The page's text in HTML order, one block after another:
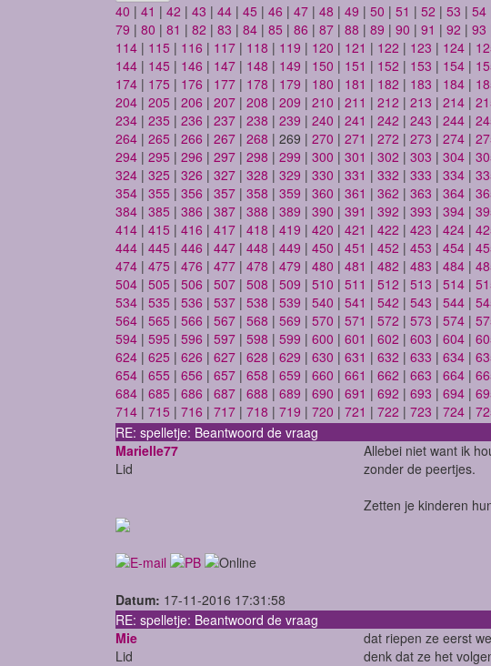
40 | 41 | 42 | 43 | 44 | 45 | 46 | 47 | 48 | 49 | 50 | 51 | 52 | 53 | 54
79 | 80 | 81 | 82 | 83 | 84 | 85 | 86 | 87 | 88 | 89 | 90 | 91 | 92 | 93
114 | 115 | 116 | 117 | 118 | 119 | 120 | 121 | 122 | 123 | 124 |
144 | 145 | 146 | 147 | 148 | 149 | 150 | 151 | 152 | 153 | 154 |
174 | 175 | 176 | 177 | 178 | 179 | 180 | 181 | 182 | 183 | 184 |
204 | 205 | 206 | 207 | 208 | 209 | 210 | 211 | 212 | 213 | 214 |
234 | 235 | 236 | 237 | 238 | 239 | 240 | 241 | 242 | 243 | 244 |
264 | 265 | 266 | 267 | 268 | 269 | 270 | 271 | 272 | 273 | 274 |
294 | 295 | 296 | 297 | 298 | 299 | 300 | 301 | 302 | 303 | 304 |
324 | 325 | 326 | 327 | 328 | 329 | 330 | 331 | 332 | 333 | 334 |
354 | 355 | 356 | 357 | 358 | 359 | 360 | 361 | 362 | 363 | 364 |
384 | 385 | 386 | 387 | 388 | 389 | 390 | 391 | 392 | 393 | 394 |
414 | 415 | 416 | 417 | 418 | 419 | 420 | 421 | 422 | 423 | 424 |
444 | 445 | 446 | 447 | 448 | 449 | 450 | 451 | 452 | 453 | 454 |
474 | 475 | 476 | 477 | 478 | 479 | 480 | 481 | 482 | 483 | 484 |
504 | 505 | 506 | 507 | 508 | 509 | 510 | 511 | 512 | 513 | 514 |
534 | 535 | 536 | 537 | 538 | 539 | 540 | 541 | 542 | 543 | 544 |
564 | 565 | 566 | 567 | 568 | 569 | 570 | 571 | 572 | 573 | 574 |
594 | 595 | 596 | 597 | 598 | 599 | 600 | 601 | 602 | 603 | 604 |
624 | 625 | 626 | 627 | 628 | 629 | 630 | 631 | 632 | 633 | 634 |
654 | 655 | 656 | 657 | 658 | 659 | 660 | 661 | 662 | 663 | 664 |
684 | 685 | 686 | 687 | 688 | 689 | 690 | 691 | 692 | 693 | 694 |
714 | 715 | 716 | 717 | 718 | 719 | 720 | 721 | 722 | 723 | 724 |
RE: spelletje: Beantwoord de vraag
Marielle77
Lid
Allebei niet want ik
zonder de peertjes.
Zetten je kinderen
Datum: 17-11-2016 17:31:58
RE: spelletje: Beantwoord de vraag
Mie
Lid
dat riepen ze eerst
denk dat ze het